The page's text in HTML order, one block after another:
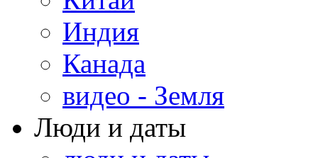
Индия
Канада
видео - Земля
Люди и даты